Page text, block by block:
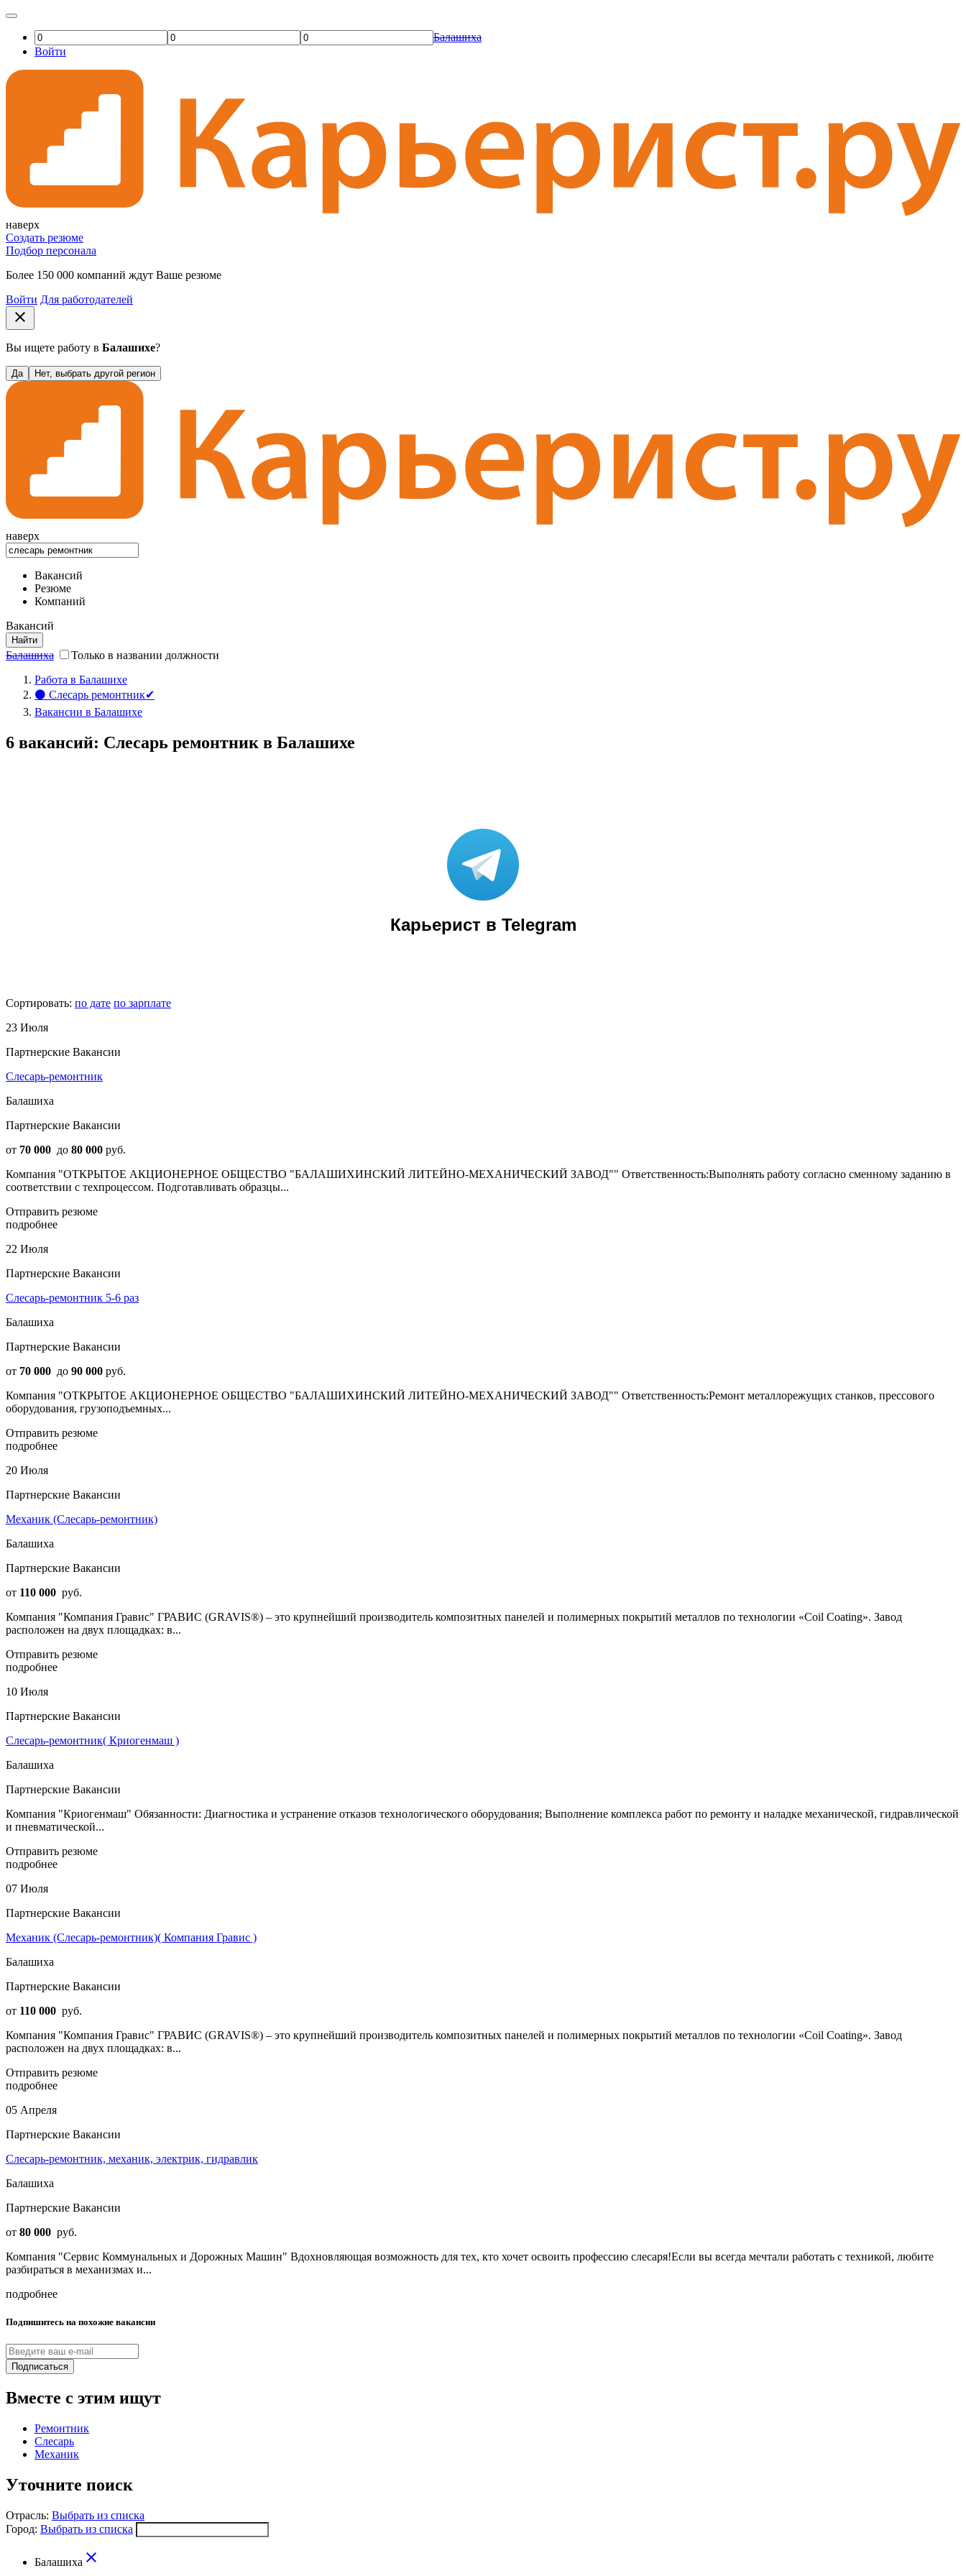
Балашиха
Войти
наверх
Создать резюме
Подбор персонала
Более 150 000 компаний ждут Ваше резюме
Войти Для работодателей
close
Вы ищете работу в Балашихе?
Да Нет, выбрать другой регион
наверх
Вакансий
Резюме
Компаний
Вакансий
Найти
Балашиха
Только в названии должности
Работа в Балашихе
⚫ Слесарь ремонтник✔
Вакансии в Балашихе
6 вакансий: Слесарь ремонтник в Балашихе
Карьерист в Telegram
Сортировать: по дате по зарплате
23 Июля
Партнерские Вакансии
Слесарь-ремонтник
Балашиха
Партнерские Вакансии
от 70 000 до 80 000 руб.
Компания "ОТКРЫТОЕ АКЦИОНЕРНОЕ ОБЩЕСТВО "БАЛАШИХИНСКИЙ ЛИТЕЙНО-МЕХАНИЧЕСКИЙ ЗАВОД"" Ответственность:Выполнять работу согласно сменному заданию в
соответствии с техпроцессом. Подготавливать образцы...
Отправить резюме
подробнее
22 Июля
Партнерские Вакансии
Слесарь-ремонтник 5-6 раз
Балашиха
Партнерские Вакансии
от 70 000 до 90 000 руб.
Компания "ОТКРЫТОЕ АКЦИОНЕРНОЕ ОБЩЕСТВО "БАЛАШИХИНСКИЙ ЛИТЕЙНО-МЕХАНИЧЕСКИЙ ЗАВОД"" Ответственность:Ремонт металлорежущих станков, прессового
оборудования, грузоподъемных...
Отправить резюме
подробнее
20 Июля
Партнерские Вакансии
Механик (Слесарь-ремонтник)
Балашиха
Партнерские Вакансии
от 110 000 руб.
Компания "Компания Гравис" ГРАВИС (GRAVIS®) – это крупнейший производитель композитных панелей и полимерных покрытий металлов по технологии «Coil Coating». Завод
расположен на двух площадках: в...
Отправить резюме
подробнее
10 Июля
Партнерские Вакансии
Слесарь-ремонтник( Криогенмаш )
Балашиха
Партнерские Вакансии
Компания "Криогенмаш" Обязанности: Диагностика и устранение отказов технологического оборудования; Выполнение комплекса работ по ремонту и наладке механической, гидравлической
и пневматической...
Отправить резюме
подробнее
07 Июля
Партнерские Вакансии
Механик (Слесарь-ремонтник)( Компания Гравис )
Балашиха
Партнерские Вакансии
от 110 000 руб.
Компания "Компания Гравис" ГРАВИС (GRAVIS®) – это крупнейший производитель композитных панелей и полимерных покрытий металлов по технологии «Coil Coating». Завод
расположен на двух площадках: в...
Отправить резюме
подробнее
05 Апреля
Партнерские Вакансии
Слесарь-ремонтник, механик, электрик, гидравлик
Балашиха
Партнерские Вакансии
от 80 000 руб.
Компания "Сервис Коммунальных и Дорожных Машин" Вдохновляющая возможность для тех, кто хочет освоить профессию слесаря!Если вы всегда мечтали работать с техникой, любите
разбираться в механизмах и...
подробнее
Подпишитесь на похожие вакансии
Подписаться
Вместе с этим ищут
Ремонтник
Слесарь
Механик
Уточните поиск
Отрасль: Выбрать из списка
Город: Выбрать из списка
Балашиха close